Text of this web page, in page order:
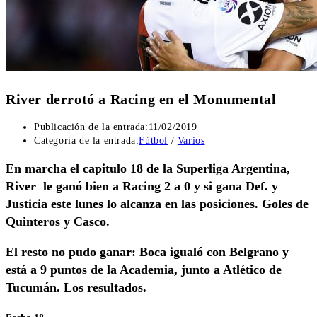
River derrotó a Racing en el Monumental
Publicación de la entrada: 11/02/2019
Categoría de la entrada:Fútbol / Varios
En marcha el capitulo 18 de la Superliga Argentina,
River le ganó bien a Racing 2 a 0 y si gana Def. y
Justicia este lunes lo alcanza en las posiciones. Goles de
Quinteros y Casco.
El resto no pudo ganar: Boca igualó con Belgrano y
está a 9 puntos de la Academia, junto a Atlético de
Tucumán. Los resultados.